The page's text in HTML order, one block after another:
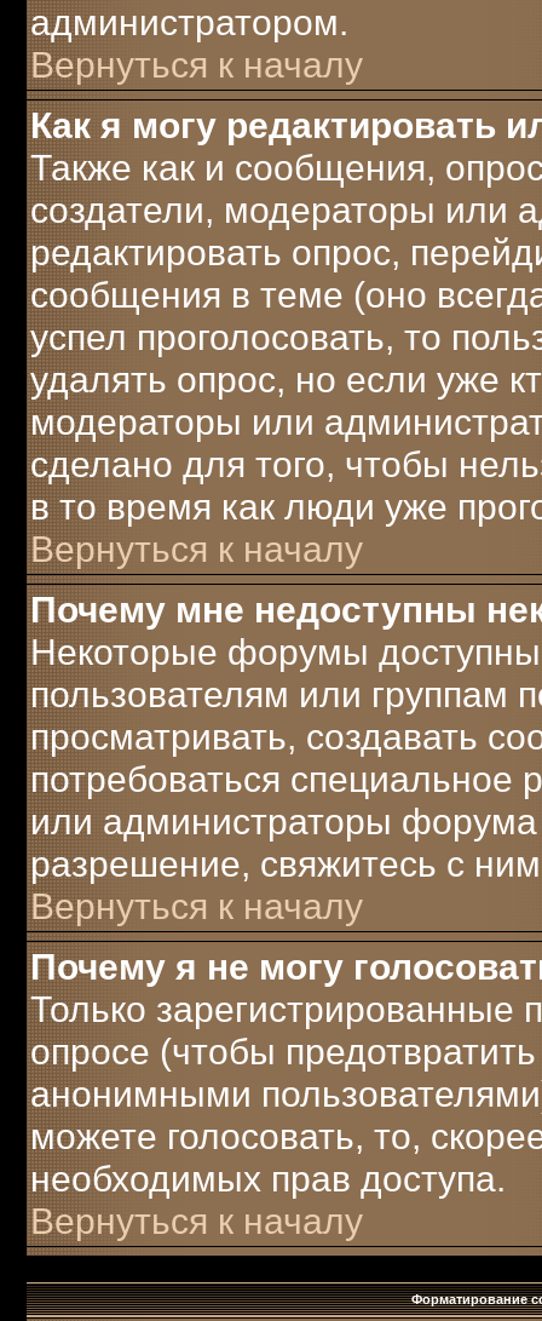
администратором.
Вернуться к началу
Как я могу редактировать
Также как и сообщения,
создатели, модераторы или
редактировать опрос,
сообщения в теме (оно
успел проголосовать, то
удалять опрос, но если уже
модераторы или
сделано для того, чтобы
в то время как люди уже
Вернуться к началу
Почему мне недоступны
Некоторые форумы
пользователям или группам
просматривать, создавать
потребоваться
или администраторы форума
разрешение, свяжитесь с
Вернуться к началу
Почему я не могу
Только зарегистрированные
опросе (чтобы
анонимными
можете голосовать, то,
необходимых прав доступа.
Вернуться к началу
Форматирование